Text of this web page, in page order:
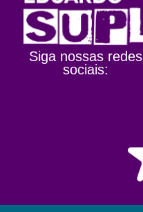
Siga nossas redes
sociais: